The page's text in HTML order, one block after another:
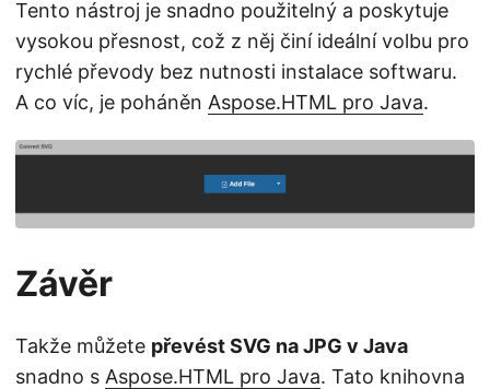
Tento nástroj je snadno použitelný a poskytuje
vysokou přesnost, což z něj činí ideální volbu pro
rychlé převody bez nutnosti instalace softwaru.
A co víc, je poháněn Aspose.HTML pro Java.
Závěr
Takže můžete převést SVG na JPG v Java
snadno s Aspose.HTML pro Java. Tato knihovna